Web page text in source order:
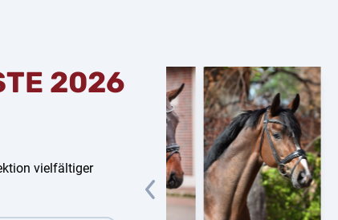
2026
vielfältiger